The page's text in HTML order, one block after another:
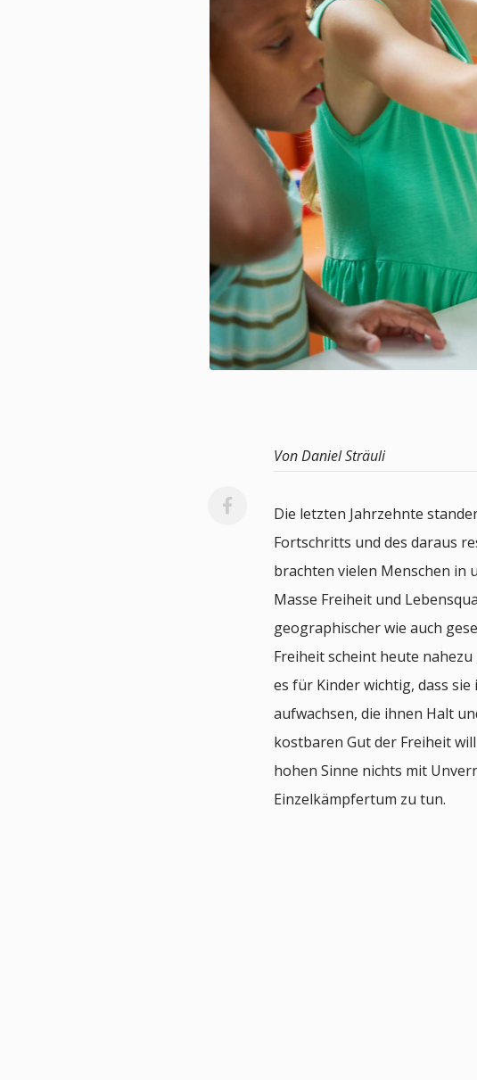
Von Daniel Sträuli
Die letzten Jahrzehnte
Fortschritts und des daraus
brachten vielen Menschen in
Masse Freiheit und
geographischer wie auch
Freiheit scheint heute
es für Kinder wichtig, dass
aufwachsen, die ihnen Halt
kostbaren Gut der Freiheit
hohen Sinne nichts mit
Einzelkämpfertum zu tun.